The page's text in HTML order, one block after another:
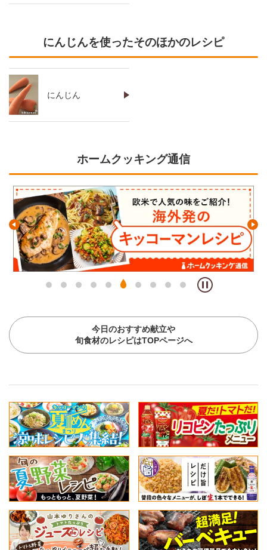
にんじんを使ったそのほかのレシピ
にんじん
ホームクッキング通信
今日のおすすめ献立や
旬食材のレシピはTOPページへ